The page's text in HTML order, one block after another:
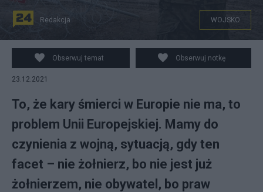
Patrol wojskowy na obszarze objętym zakazem
przebywania w strefie przygranicznej. Fot. PAP/Wojtek
Jargiło
Redakcja WOJSKO
Obserwuj temat Obserwuj notkę
23.12.2021
To, że kary śmierci w Europie nie ma, to
problem Unii Europejskiej. Mamy do
czynienia z wojną, sytuacją, gdy ten
facet – nie żołnierz, bo nie jest już
żołnierzem, nie obywatel, bo praw